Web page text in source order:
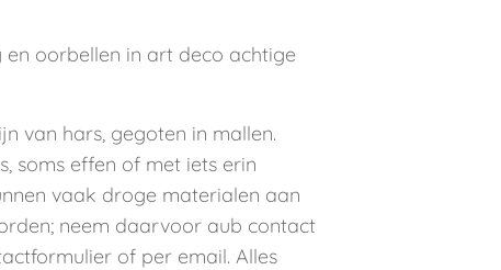
en oorbellen in art deco achtige
van hars, gegoten in mallen.
soms effen of met iets erin
vaak droge materialen aan
neem daarvoor aub contact
of per email. Alles